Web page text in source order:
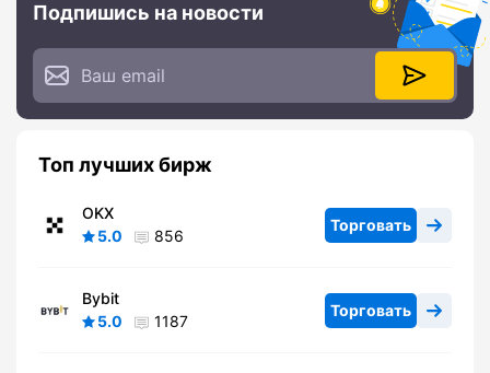
Подпишись на новости
Топ лучших бирж
OKX
5.0
856
Торговать
Bybit
5.0
1187
Торговать